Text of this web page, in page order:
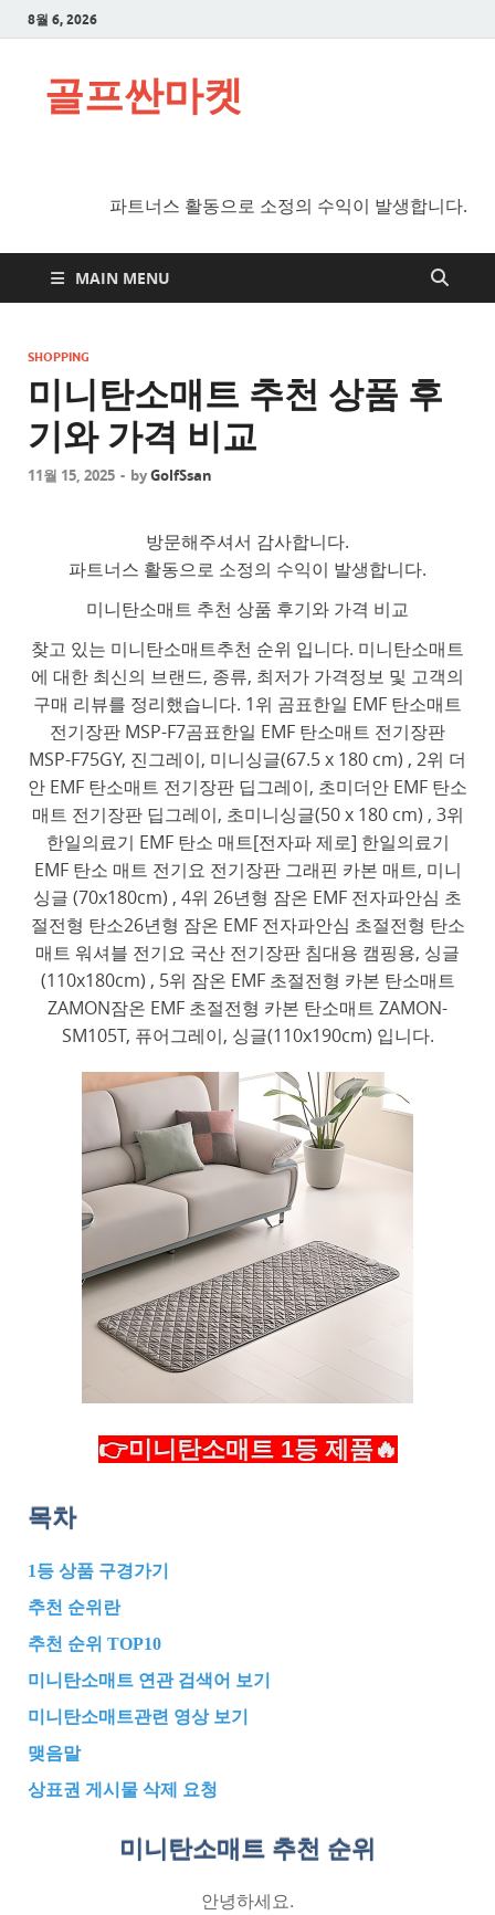
8월 6, 2026
골프싼마켓
파트너스 활동으로 소정의 수익이 발생합니다.
MAIN MENU
SHOPPING
미니탄소매트 추천 상품 후
기와 가격 비교
11월 15, 2025 - byGolfSsan
방문해주셔서 감사합니다.
파트너스 활동으로 소정의 수익이 발생합니다.
미니탄소매트 추천 상품 후기와 가격 비교
찾고 있는 미니탄소매트추천 순위 입니다. 미니탄소매트
에 대한 최신의 브랜드, 종류, 최저가 가격정보 및 고객의
구매 리뷰를 정리했습니다. 1위 곰표한일 EMF 탄소매트
전기장판 MSP-F7곰표한일 EMF 탄소매트 전기장판
MSP-F75GY, 진그레이, 미니싱글(67.5 x 180 cm) , 2위 더
안 EMF 탄소매트 전기장판 딥그레이, 초미더안 EMF 탄소
매트 전기장판 딥그레이, 초미니싱글(50 x 180 cm) , 3위
한일의료기 EMF 탄소 매트[전자파 제로] 한일의료기
EMF 탄소 매트 전기요 전기장판 그래핀 카본 매트, 미니
싱글 (70x180cm) , 4위 26년형 잠온 EMF 전자파안심 초
절전형 탄소26년형 잠온 EMF 전자파안심 초절전형 탄소
매트 워셔블 전기요 국산 전기장판 침대용 캠핑용, 싱글
(110x180cm) , 5위 잠온 EMF 초절전형 카본 탄소매트
ZAMON잠온 EMF 초절전형 카본 탄소매트 ZAMON-
SM105T, 퓨어그레이, 싱글(110x190cm) 입니다.
👉미니탄소매트 1등 제품🔥
목차
1등 상품 구경가기
추천 순위란
추천 순위 TOP10
미니탄소매트 연관 검색어 보기
미니탄소매트관련 영상 보기
맺음말
상표권 게시물 삭제 요청
미니탄소매트 추천 순위
안녕하세요.